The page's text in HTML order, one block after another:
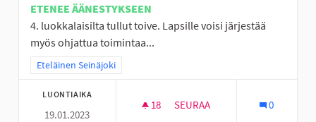
ETENEE ÄÄNESTYKSEEN
4. luokkalaisilta tullut toive. Lapsille voisi järjestää
myös ohjattua toimintaa...
Rajaa tulokset teeman mukaan: Eteläinen Seinäjoki
Eteläinen Seinäjoki
LUONTIAIKA
19.01.2023
18 18 SEURAAJAA
SEURAA 0